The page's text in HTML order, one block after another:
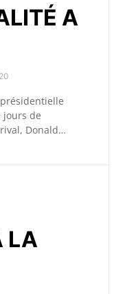
A
jours de
Donald…
LA